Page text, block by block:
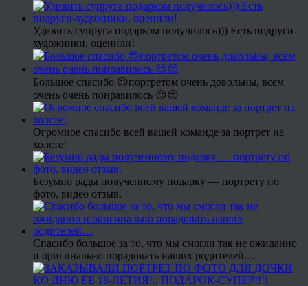
Удивить супруга подарком получилось))) Есть подруги-
художники, оценили!
Большое спасибо 😍портретом очень довольны, всем
очень очень понравилось 😍😍
Огромное спасибо всей вашей команде за портрет на
холсте!
Безумно рады полученному подарку — портрету по
фото, видео отзыв.
Спасибо большое за то, что мы смогли так не ожиданно
и оригинально порадовать наших родителей…